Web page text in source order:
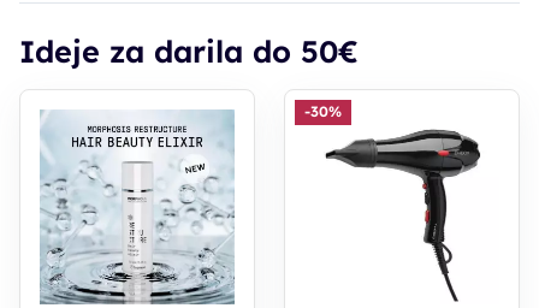
Ideje za darila do 50€
-30%